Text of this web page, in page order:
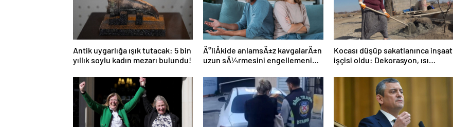
Antik uygarlığa ışık tutacak: 5 bin
yıllık soylu kadın mezarı bulundu!
Ä°liÅkide anlamsÄ±z kavgalarÄ±n
uzun sÃ¼rmesini engellemenin 5
Kocası düşüp sakatlanınca inşaat
işçisi oldu: Dekorasyon, ısı